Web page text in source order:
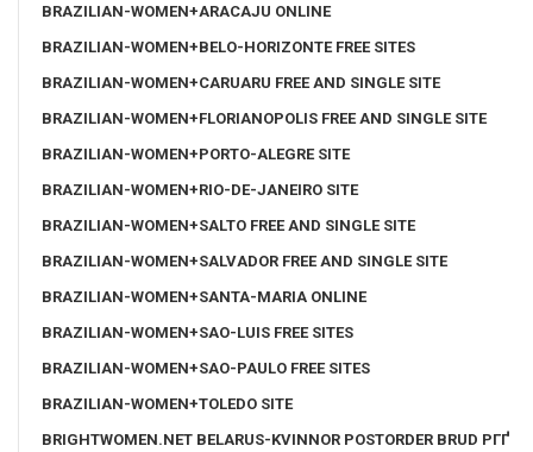
BRAZILIAN-WOMEN+ARACAJU ONLINE
BRAZILIAN-WOMEN+BELO-HORIZONTE FREE SITES
BRAZILIAN-WOMEN+CARUARU FREE AND SINGLE SITE
BRAZILIAN-WOMEN+FLORIANOPOLIS FREE AND SINGLE SITE
BRAZILIAN-WOMEN+PORTO-ALEGRE SITE
BRAZILIAN-WOMEN+RIO-DE-JANEIRO SITE
BRAZILIAN-WOMEN+SALTO FREE AND SINGLE SITE
BRAZILIAN-WOMEN+SALVADOR FREE AND SINGLE SITE
BRAZILIAN-WOMEN+SANTA-MARIA ONLINE
BRAZILIAN-WOMEN+SAO-LUIS FREE SITES
BRAZILIAN-WOMEN+SAO-PAULO FREE SITES
BRAZILIAN-WOMEN+TOLEDO SITE
BRIGHTWOMEN.NET BELARUS-KVINNOR POSTORDER BRUD PГҐ